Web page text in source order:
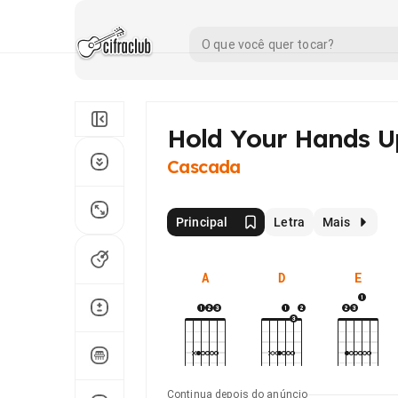
Hold Your Hands
Cascada
Principal Letra Mais
A D E
Continua depois do anúncio